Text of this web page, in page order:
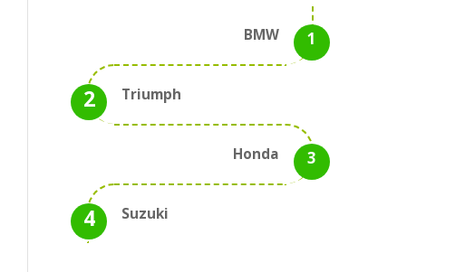
BMW
Triumph
Honda
Suzuki